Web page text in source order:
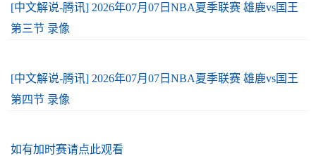
[中文解说-腾讯] 2026年07月07日NBA夏季联赛 雄鹿vs国王
第三节 录像
[中文解说-腾讯] 2026年07月07日NBA夏季联赛 雄鹿vs国王
第四节 录像
如有加时赛请点此观看